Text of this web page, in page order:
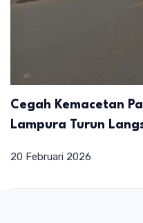
Cegah Kemacetan
Lampura Turun
20 Februari 2026